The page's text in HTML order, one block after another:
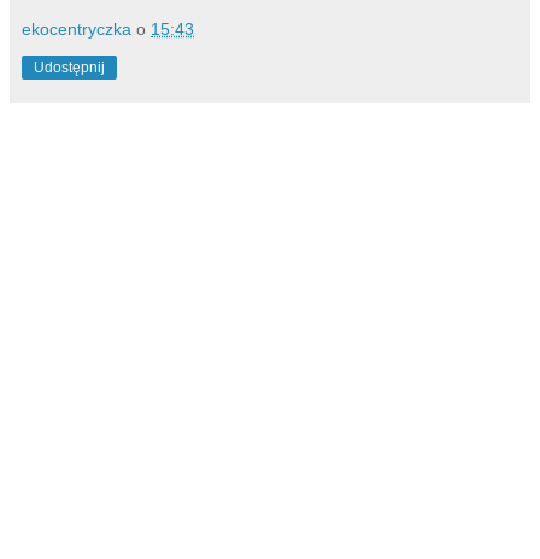
ekocentryczka o 15:43
Udostępnij